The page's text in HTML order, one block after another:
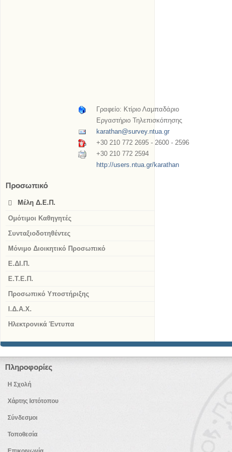
Γραφείο: Κτίριο Λαμπαδάριο
Εργαστήριο Τηλεπισκόπησης
karathan@survey.ntua.gr
+30 210 772 2695 - 2600 - 2596
+30 210 772 2594
http://users.ntua.gr/karathan
Προσωπικό
Μέλη Δ.Ε.Π.
Ομότιμοι Καθηγητές
Συνταξιοδοτηθέντες
Μόνιμο Διοικητικό Προσωπικό
Ε.ΔΙ.Π.
Ε.Τ.Ε.Π.
Προσωπικό Υποστήριξης
Ι.Δ.Α.Χ.
Ηλεκτρονικά Έντυπα
Πληροφορίες
Η Σχολή
Χάρτης Ιστότοπου
Σύνδεσμοι
Τοποθεσία